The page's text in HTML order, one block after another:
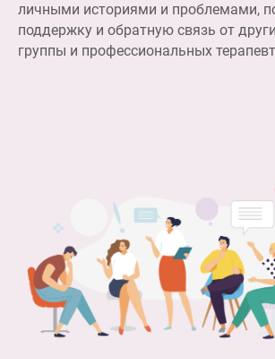
личными историями и проблемами,
поддержку и обратную связь от
группы и профессиональных